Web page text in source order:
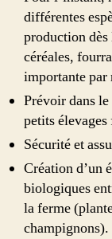
différentes
production dès
céréales,
importante par
Prévoir dans
petits
Sécurité et
Création d’un
biologiques
la ferme
champignons).